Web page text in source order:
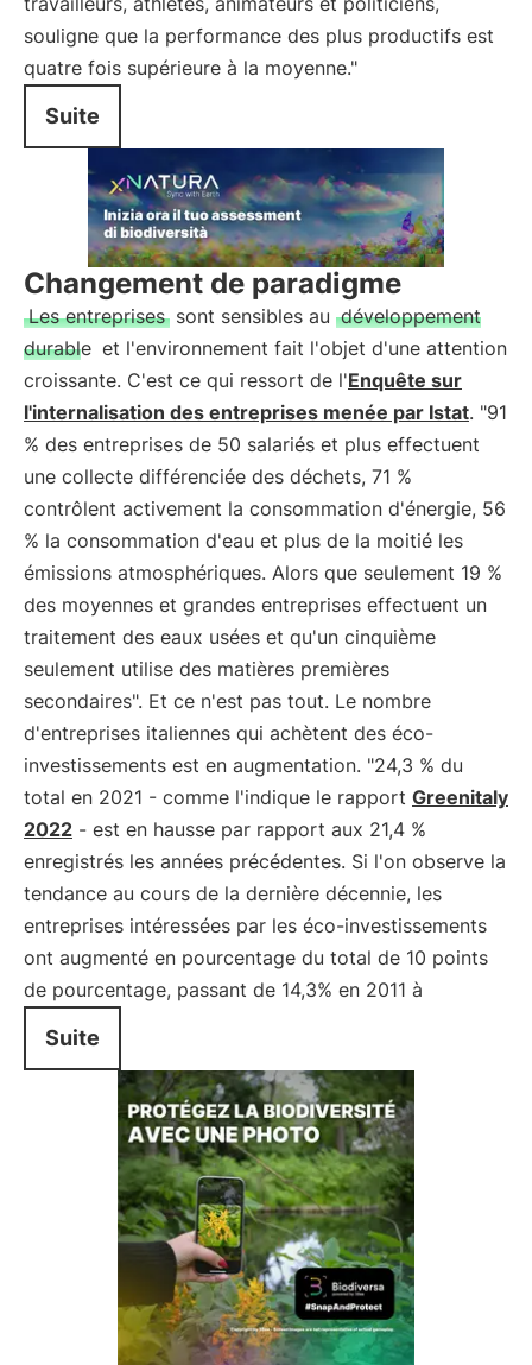
souligne que la performance des plus productifs est
quatre fois supérieure à la moyenne."
Suite
Changement de paradigme
Les entreprises sont sensibles au développement
durable et l'environnement fait l'objet d'une attention
croissante. C'est ce qui ressort de l'Enquête sur
l'internalisation des entreprises menée par Istat. "91
% des entreprises de 50 salariés et plus effectuent
une collecte différenciée des déchets, 71 %
contrôlent activement la consommation d'énergie, 56
% la consommation d'eau et plus de la moitié les
émissions atmosphériques. Alors que seulement 19 %
des moyennes et grandes entreprises effectuent un
traitement des eaux usées et qu'un cinquième
seulement utilise des matières premières
secondaires". Et ce n'est pas tout. Le nombre
d'entreprises italiennes qui achètent des éco-
investissements est en augmentation. "24,3 % du
total en 2021 - comme l'indique le rapport Greenitaly
2022 - est en hausse par rapport aux 21,4 %
enregistrés les années précédentes. Si l'on observe la
tendance au cours de la dernière décennie, les
entreprises intéressées par les éco-investissements
ont augmenté en pourcentage du total de 10 points
de pourcentage, passant de 14,3% en 2011 à
Suite